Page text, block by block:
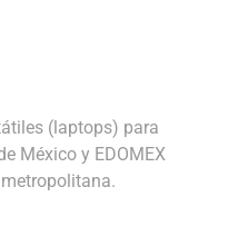
(laptops) para
México y EDOMEX